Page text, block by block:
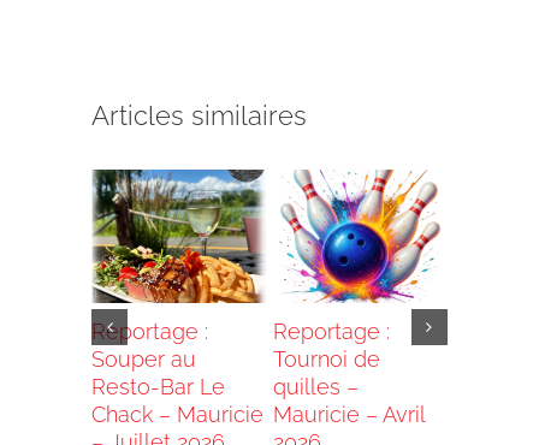
Articles similaires
Reportage :
Souper au
Resto-Bar Le
Chack – Mauricie
Reportage :
Tournoi de
quilles –
Mauricie – Avril